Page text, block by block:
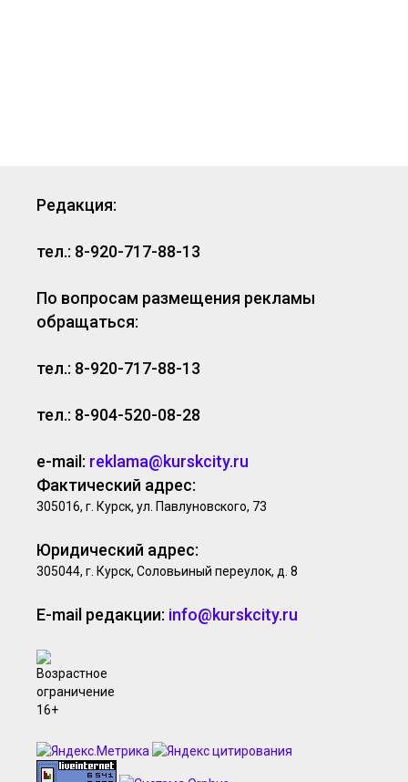
Редакция:
тел.: 8-920-717-88-13
По вопросам размещения рекламы
обращаться:
тел.: 8-920-717-88-13
тел.: 8-904-520-08-28
e-mail: reklama@kurskcity.ru
Фактический адрес:
305016, г. Курск, ул. Павлуновского, 73
Юридический адрес:
305044, г. Курск, Соловьиный переулок, д. 8
E-mail редакции: info@kurskcity.ru